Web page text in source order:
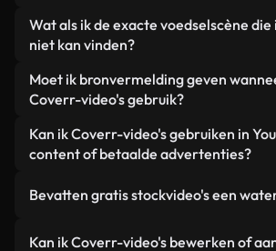
video's. Elke video is duidelijk
altijd weet wat je gebruikt.
Niet als u voor onze
kiest. Wij bieden lichtgewicht,
achtergrond. Zo blijft de kwaliteit
laadtijden geminimaliseerd en
statistieken zoals LCP verbeterd.
Wat als ik de exacte voedselscène die
niet kan vinden?
Met Coverr AI Studio maak je direct
Beschrijf de scène – bijvoorbeeld
enkele seconden een
voldoet aan onze
Moet ik bronvermelding geven
Coverr-video's gebruik?
Naamsvermelding is niet vereist.
onze stockbibliotheek zijn royaltyvrij
hoewel dit altijd op prijs wordt
Kan ik Coverr-video's gebruiken in
content of betaalde advertenties?
gebruikt in YouTube-video's met
advertenties van klanten, zolang je
Bevatten gratis stockvideo's een
Kan ik Coverr-video's bewerken of